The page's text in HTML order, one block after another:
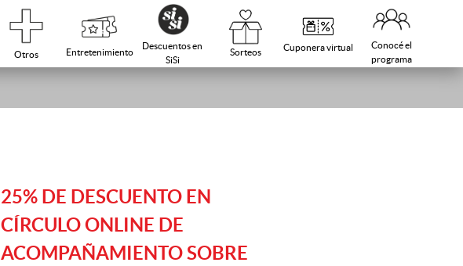
Otros Entretenimiento
Descuentos en
SiSi
Sorteos Cuponera virtual
Conocé el
programa
25% DE DESCUENTO EN
CÍRCULO ONLINE DE
ACOMPAÑAMIENTO SOBRE